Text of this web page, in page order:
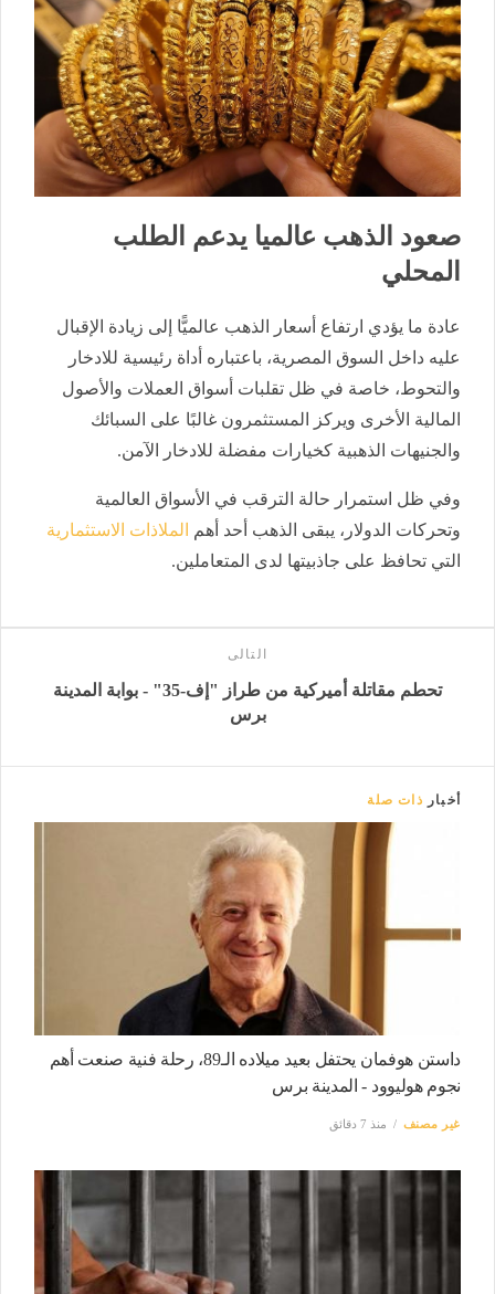
صعود الذهب عالميا يدعم الطلب
المحلي
عادة ما يؤدي ارتفاع أسعار الذهب عالميًّا إلى زيادة الإقبال
عليه داخل السوق المصرية، باعتباره أداة رئيسية للادخار
والتحوط، خاصة في ظل تقلبات أسواق العملات والأصول
المالية الأخرى ويركز المستثمرون غالبًا على السبائك
والجنيهات الذهبية كخيارات مفضلة للادخار الآمن.
وفي ظل استمرار حالة الترقب في الأسواق العالمية
وتحركات الدولار، يبقى الذهب أحد أهم
الملاذات الاستثمارية
التي تحافظ على جاذبيتها لدى المتعاملين.
التالى
تحطم مقاتلة أميركية من طراز "إف-35" - بوابة المدينة
برس
أخبار ذات صلة
داستن هوفمان يحتفل بعيد ميلاده الـ89، رحلة فنية صنعت أهم
نجوم هوليوود - المدينة برس
غير مصنف منذ 7 دقائق